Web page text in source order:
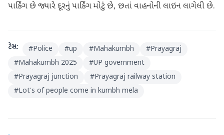
પાર્કિંગ છે જ્યારે દૂરનું પાર્કિંગ મોટું છે, છતાં વાહનોની લાઇન લાગેલી છે.
ટેગ્સ: #Police #up #Mahakumbh #Prayagraj
#Mahakumbh 2025 #UP government
#Prayagraj junction #Prayagraj railway station
#Lot's of people come in kumbh mela